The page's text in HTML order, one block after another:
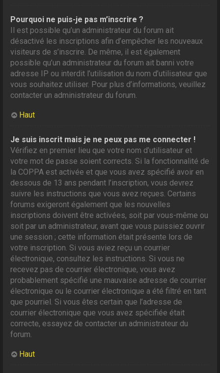
Pourquoi ne puis-je pas m’inscrire ?
Il est possible qu’un administrateur du forum ait
désactivé les inscriptions afin d’empêcher les nouveaux
visiteurs de s’inscrire. De même, il est également
possible qu’un administrateur du forum ait banni votre
adresse IP ou interdit l’utilisation du nom d’utilisateur que
vous souhaitez utiliser. Pour plus d’informations, veuillez
contacter un administrateur du forum.
Haut
Je suis inscrit mais je ne peux pas me connecter !
Vérifiez en premier lieu que votre nom d’utilisateur et
votre mot de passe soient corrects. Si la fonctionnalité de
la COPPA est activée et que vous avez spécifié avoir en
dessous de 13 ans pendant l’inscription, vous devrez
suivre les instructions que vous avez reçues. Certains
forums exigeront également que les nouvelles
inscriptions doivent être activées, soit par vous-même ou
soit par un administrateur, avant que vous puissiez ouvrir
une session ; cette information était présente lors de
votre inscription. Si vous aviez reçu un courrier
électronique, consultez les instructions. Si vous ne
recevez pas de courrier électronique, vous avez
probablement spécifié une mauvaise adresse de courrier
électronique ou le courrier électronique a été filtré en tant
que pourriel. Si vous êtes certain que l’adresse de
courrier électronique que vous avez spécifiée était
correcte, essayez de contacter un administrateur du
forum.
Haut